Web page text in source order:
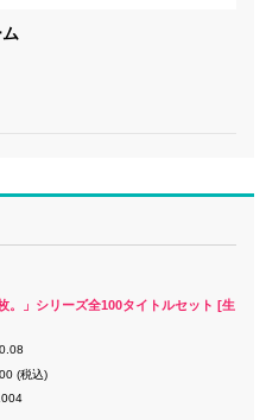
。」シリーズ全100タイトルセット [生
(税込)